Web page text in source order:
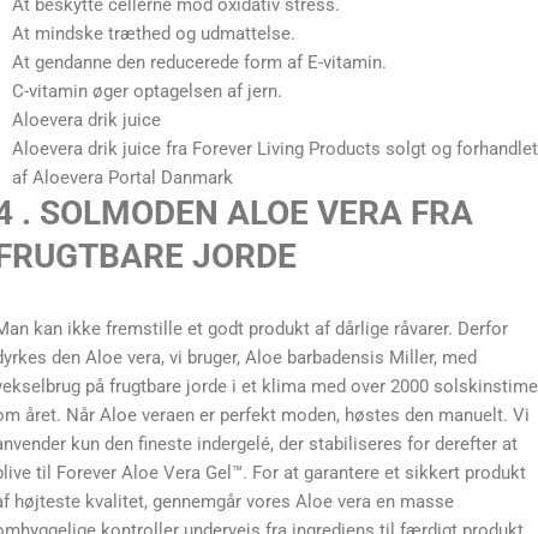
At beskytte cellerne mod oxidativ stress.
At mindske træthed og udmattelse.
At gendanne den reducerede form af E-vitamin.
C-vitamin øger optagelsen af jern.
Aloevera drik juice
Aloevera drik juice fra Forever Living Products solgt og forhandlet
af Aloevera Portal Danmark
. SOLMODEN ALOE VERA FRA
JORDE
kan ikke fremstille et godt produkt af dårlige råvarer. Derfor
den Aloe vera, vi bruger, Aloe barbadensis Miller, med
på frugtbare jorde i et klima med over 2000
året. Når Aloe veraen er perfekt moden, høstes den manuelt. Vi
kun den fineste indergelé, der stabiliseres for derefter at
til Forever Aloe Vera Gel™. For at garantere et sikkert produkt
højteste kvalitet, gennemgår vores Aloe vera en masse